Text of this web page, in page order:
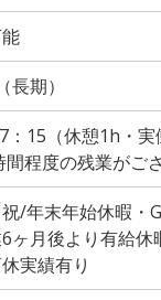
期）
15（休憩1h・実
程度の残業がご
/年末年始休暇・
ヶ月後より有給休
実績有り